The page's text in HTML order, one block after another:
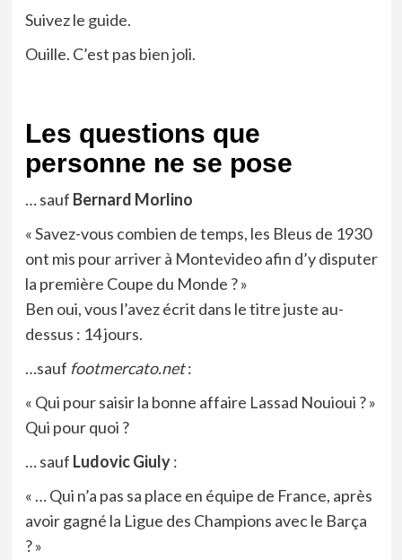
Suivez le guide.
Ouille. C’est pas bien joli.
Les questions que
personne ne se pose
… sauf Bernard Morlino
« Savez-vous combien de temps, les Bleus de 1930
ont mis pour arriver à Montevideo afin d’y disputer
la première Coupe du Monde ? »
Ben oui, vous l’avez écrit dans le titre juste au-
dessus : 14 jours.
…sauf footmercato.net:
« Qui pour saisir la bonne affaire Lassad Nouioui ? »
Qui pour quoi ?
… sauf Ludovic Giuly:
« … Qui n’a pas sa place en équipe de France, après
avoir gagné la Ligue des Champions avec le Barça
? »